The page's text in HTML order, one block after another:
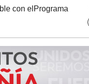
con el Programa